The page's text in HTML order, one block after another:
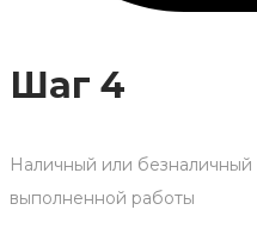
Шаг 4
Наличный или безналичный
выполненной работы